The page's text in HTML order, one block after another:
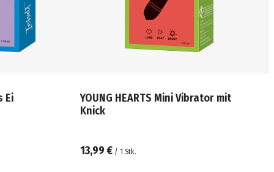
Ei
YOUNG HEARTS Mini Vibrator mit
Knick
13,99 € / 1 Stk.